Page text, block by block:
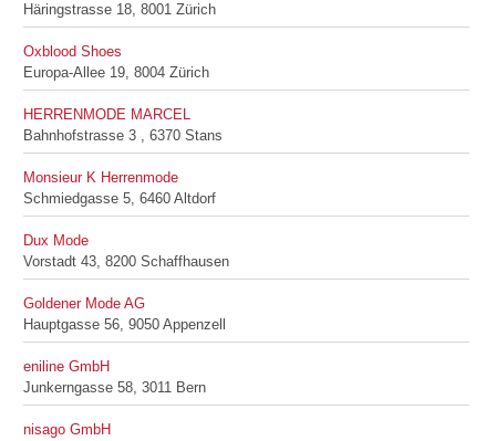
Häringstrasse 18, 8001 Zürich
Oxblood Shoes
Europa-Allee 19, 8004 Zürich
HERRENMODE MARCEL
Bahnhofstrasse 3 , 6370 Stans
Monsieur K Herrenmode
Schmiedgasse 5, 6460 Altdorf
Dux Mode
Vorstadt 43, 8200 Schaffhausen
Goldener Mode AG
Hauptgasse 56, 9050 Appenzell
eniline GmbH
Junkerngasse 58, 3011 Bern
nisago GmbH